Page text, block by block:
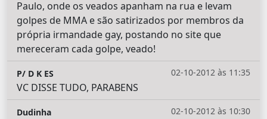
Paulo, onde os veados apanham na rua e levam
golpes de MMA e são satirizados por membros da
própria irmandade gay, postando no site que
mereceram cada golpe, veado!
02-10-2012 às 11:35
P/ D K ES
VC DISSE TUDO, PARABENS
02-10-2012 às 10:30
Dudinha